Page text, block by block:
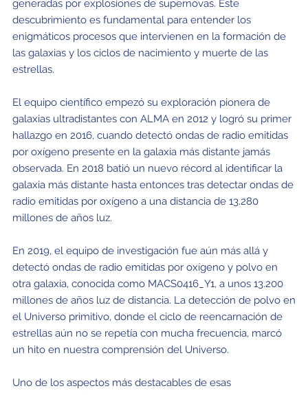
generadas por explosiones de supernovas. Este
descubrimiento es fundamental para entender los
enigmáticos procesos que intervienen en la formación de
las galaxias y los ciclos de nacimiento y muerte de las
estrellas.
El equipo científico empezó su exploración pionera de
galaxias ultradistantes con ALMA en 2012 y logró su primer
hallazgo en 2016, cuando detectó ondas de radio emitidas
por oxígeno presente en la galaxia más distante jamás
observada. En 2018 batió un nuevo récord al identificar la
galaxia más distante hasta entonces tras detectar ondas de
radio emitidas por oxígeno a una distancia de 13.280
millones de años luz.
En 2019, el equipo de investigación fue aún más allá y
detectó ondas de radio emitidas por oxígeno y polvo en
otra galaxia, conocida como MACS0416_Y1, a unos 13.200
millones de años luz de distancia. La detección de polvo en
el Universo primitivo, donde el ciclo de reencarnación de
estrellas aún no se repetía con mucha frecuencia, marcó
un hito en nuestra comprensión del Universo.
Uno de los aspectos más destacables de esas